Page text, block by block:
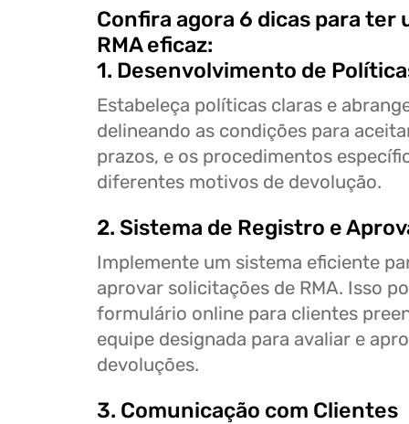
Confira agora 6 dicas para ter
RMA eficaz:
1. Desenvolvimento de
Estabeleça políticas claras e
delineando as condições para
prazos, e os procedimentos
diferentes motivos de devolução.
2. Sistema de Registro e
Implemente um sistema eficiente
aprovar solicitações de RMA. Isso
formulário online para clientes
equipe designada para avaliar e
devoluções.
3. Comunicação com Clientes